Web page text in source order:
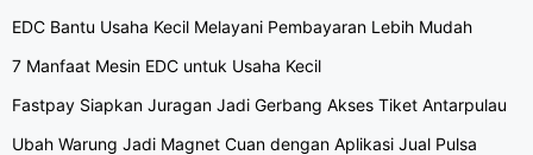
EDC Bantu Usaha Kecil Melayani Pembayaran Lebih Mudah
7 Manfaat Mesin EDC untuk Usaha Kecil
Fastpay Siapkan Juragan Jadi Gerbang Akses Tiket Antarpulau
Ubah Warung Jadi Magnet Cuan dengan Aplikasi Jual Pulsa